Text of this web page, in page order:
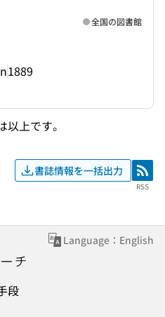
1889
全国の図書館
以上です。
書誌情報を一括出力 RSS
RSS
Language：English
段